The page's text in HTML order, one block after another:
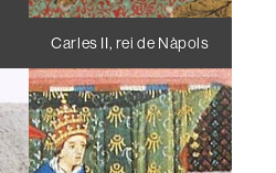
Carles II, rei de Nàpols